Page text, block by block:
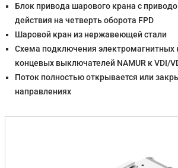
Блок привода шарового крана с
действия на четверть оборота FPD
Шаровой кран из нержавеющей стали
Схема подключения электромагнитных
концевых выключателей NAMUR к VDI/
Поток полностью открывается или
направлениях